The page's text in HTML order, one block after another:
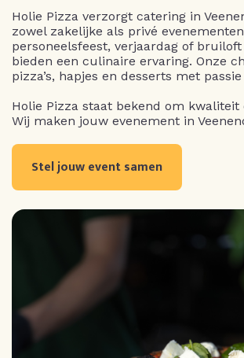
Holie Pizza verzorgt catering in
zowel zakelijke als privé
personeelsfeest, verjaardag of
bieden een culinaire ervaring. Onze
pizza’s, hapjes en desserts met
Holie Pizza staat bekend om kwaliteit
Wij maken jouw evenement in
Stel jouw event samen